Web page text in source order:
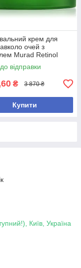
крем для
очей з
Murad Retinol
Eye Treatment 15 мл
відправки
₴ 3 870 ₴
Купити
Київ, Україна